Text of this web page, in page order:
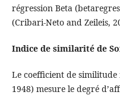
régression Beta
(Cribari-Neto and Zeileis,
Indice de similarité de
Le coefficient de similitude
1948) mesure le degré